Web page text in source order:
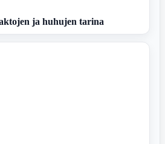
ja huhujen tarina